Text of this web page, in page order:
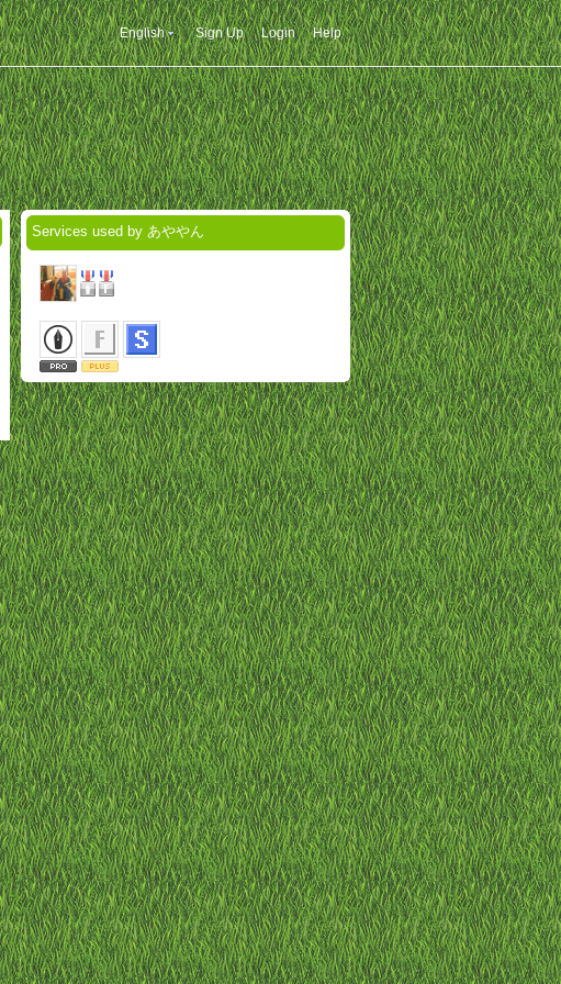
English Sign Up Login Help
Services used by あややん